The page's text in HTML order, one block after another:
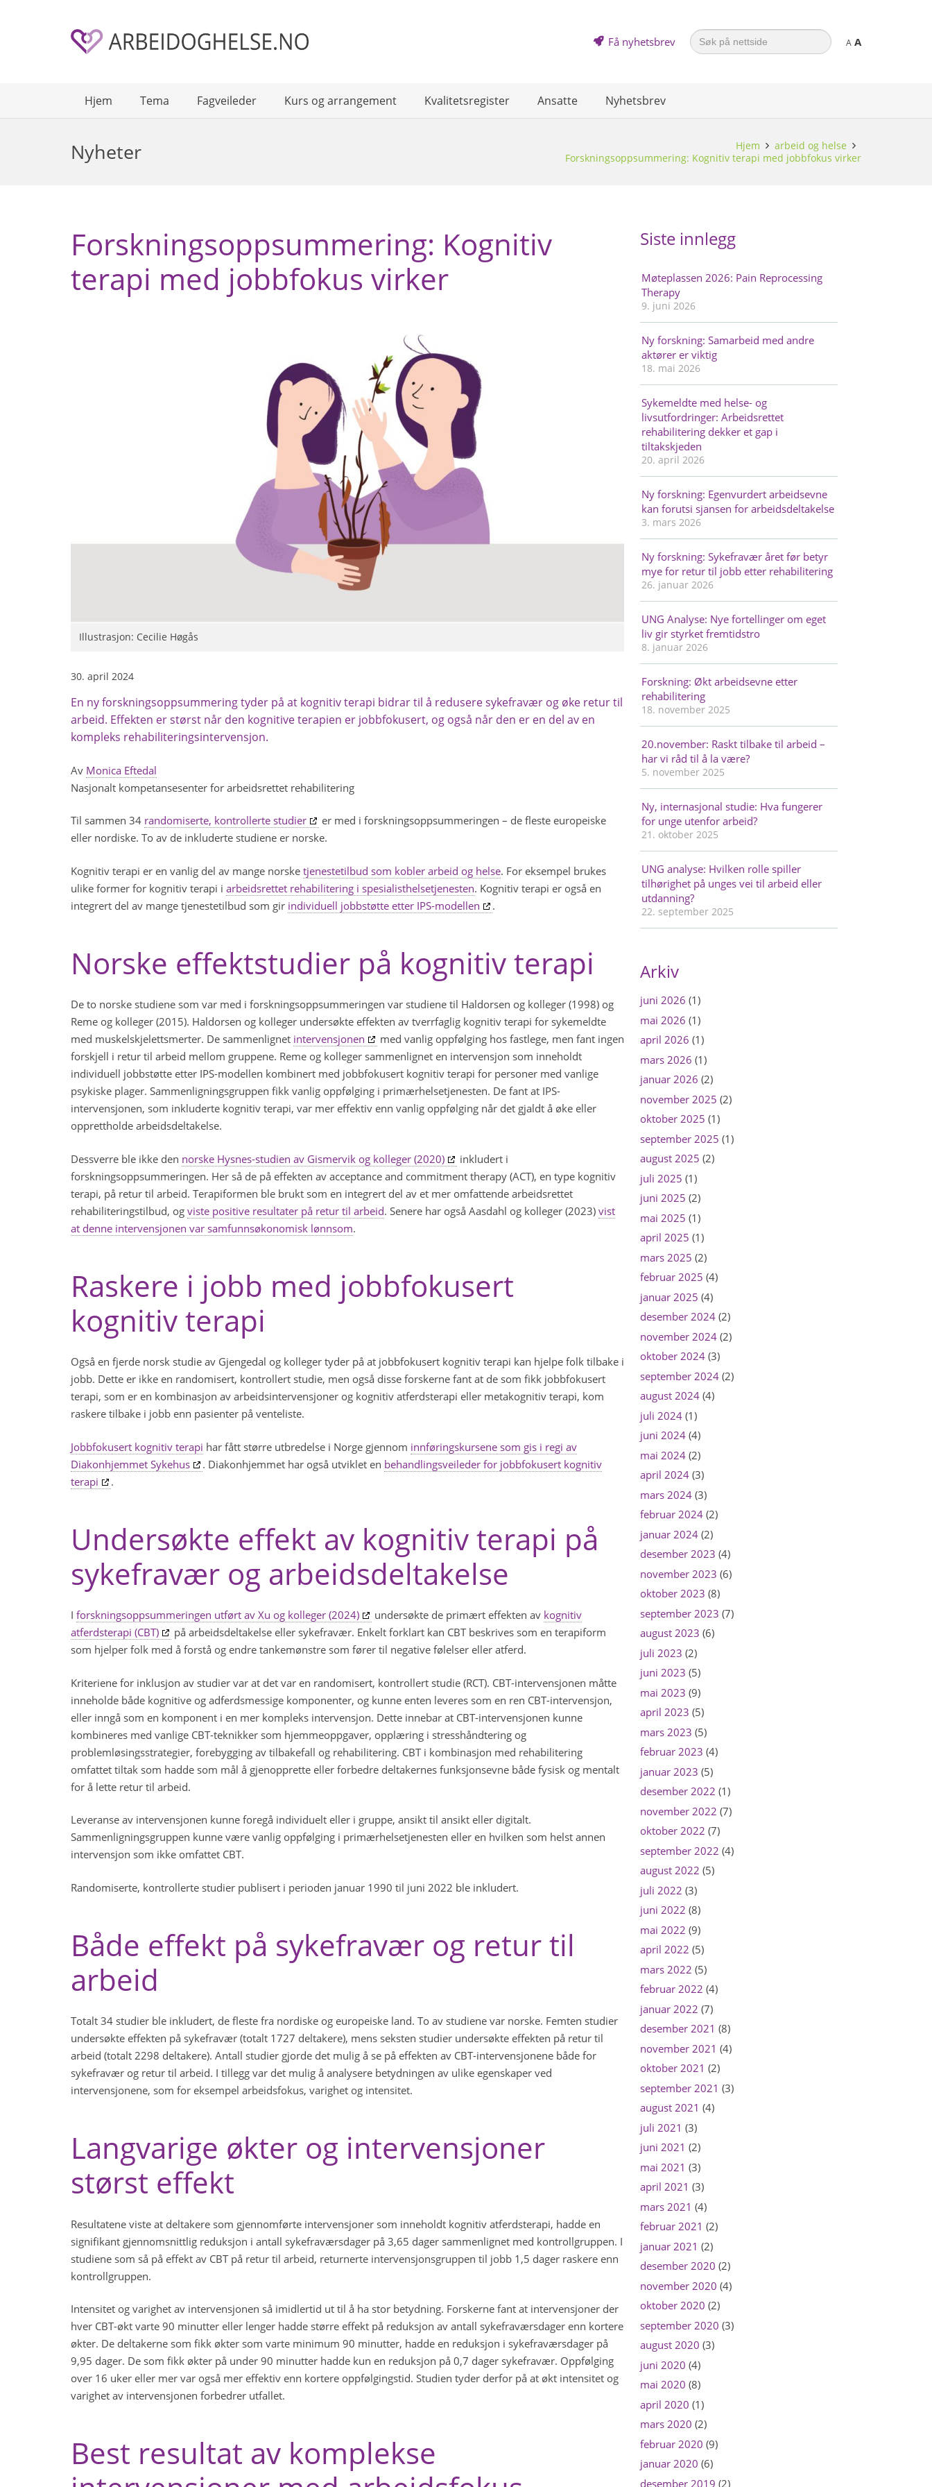
Få nyhetsbrev
Search
for: A A
Hjem Tema Fagveileder Kurs og arrangement Kvalitetsregister Ansatte Nyhetsbrev
Nyheter Hjem
arbeid og helse
Forskningsoppsummering: Kognitiv terapi med jobbfokus virker
Forskningsoppsummering: Kognitiv
terapi med jobbfokus virker
Illustrasjon: Cecilie Høgås
30. april 2024
En ny forskningsoppsummering tyder på at kognitiv terapi bidrar til å redusere sykefravær og øke retur til
arbeid. Effekten er størst når den kognitive terapien er jobbfokusert, og også når den er en del av en
kompleks rehabiliteringsintervensjon.
Av Monica Eftedal
Nasjonalt kompetansesenter for arbeidsrettet rehabilitering
Til sammen 34 randomiserte, kontrollerte studier
er med i forskningsoppsummeringen – de fleste europeiske
eller nordiske. To av de inkluderte studiene er norske.
Kognitiv terapi er en vanlig del av mange norske tjenestetilbud som kobler arbeid og helse. For eksempel brukes
ulike former for kognitiv terapi i arbeidsrettet rehabilitering i spesialisthelsetjenesten. Kognitiv terapi er også en
integrert del av mange tjenestetilbud som gir individuell jobbstøtte etter IPS-modellen .
Norske effektstudier på kognitiv terapi
De to norske studiene som var med i forskningsoppsummeringen var studiene til Haldorsen og kolleger (1998) og
Reme og kolleger (2015). Haldorsen og kolleger undersøkte effekten av tverrfaglig kognitiv terapi for sykemeldte
med muskelskjelettsmerter. De sammenlignet intervensjonen
med vanlig oppfølging hos fastlege, men fant ingen
forskjell i retur til arbeid mellom gruppene. Reme og kolleger sammenlignet en intervensjon som inneholdt
individuell jobbstøtte etter IPS-modellen kombinert med jobbfokusert kognitiv terapi for personer med vanlige
psykiske plager. Sammenligningsgruppen fikk vanlig oppfølging i primærhelsetjenesten. De fant at IPS-
intervensjonen, som inkluderte kognitiv terapi, var mer effektiv enn vanlig oppfølging når det gjaldt å øke eller
opprettholde arbeidsdeltakelse.
Dessverre ble ikke den norske Hysnes-studien av Gismervik og kolleger (2020)
inkludert i
forskningsoppsummeringen. Her så de på effekten av acceptance and commitment therapy (ACT), en type kognitiv
terapi, på retur til arbeid. Terapiformen ble brukt som en integrert del av et mer omfattende arbeidsrettet
rehabiliteringstilbud, og viste positive resultater på retur til arbeid. Senere har også Aasdahl og kolleger (2023) vist
at denne intervensjonen var samfunnsøkonomisk lønnsom.
Raskere i jobb med jobbfokusert
kognitiv terapi
Også en fjerde norsk studie av Gjengedal og kolleger tyder på at jobbfokusert kognitiv terapi kan hjelpe folk tilbake i
jobb. Dette er ikke en randomisert, kontrollert studie, men også disse forskerne fant at de som fikk jobbfokusert
terapi, som er en kombinasjon av arbeidsintervensjoner og kognitiv atferdsterapi eller metakognitiv terapi, kom
raskere tilbake i jobb enn pasienter på venteliste.
Jobbfokusert kognitiv terapi har fått større utbredelse i Norge gjennom innføringskursene som gis i regi av
Diakonhjemmet Sykehus
. Diakonhjemmet har også utviklet en behandlingsveileder for jobbfokusert kognitiv
terapi
.
Undersøkte effekt av kognitiv terapi på
sykefravær og arbeidsdeltakelse
I forskningsoppsummeringen utført av Xu og kolleger (2024) undersøkte de primært effekten av kognitiv
atferdsterapi (CBT)
på arbeidsdeltakelse eller sykefravær. Enkelt forklart kan CBT beskrives som en terapiform
som hjelper folk med å forstå og endre tankemønstre som fører til negative følelser eller atferd.
Kriteriene for inklusjon av studier var at det var en randomisert, kontrollert studie (RCT). CBT-intervensjonen måtte
inneholde både kognitive og adferdsmessige komponenter, og kunne enten leveres som en ren CBT-intervensjon,
eller inngå som en komponent i en mer kompleks intervensjon. Dette innebar at CBT-intervensjonen kunne
kombineres med vanlige CBT-teknikker som hjemmeoppgaver, opplæring i stresshåndtering og
problemløsingsstrategier, forebygging av tilbakefall og rehabilitering. CBT i kombinasjon med rehabilitering
omfattet tiltak som hadde som mål å gjenopprette eller forbedre deltakernes funksjonsevne både fysisk og mentalt
for å lette retur til arbeid.
Leveranse av intervensjonen kunne foregå individuelt eller i gruppe, ansikt til ansikt eller digitalt.
Sammenligningsgruppen kunne være vanlig oppfølging i primærhelsetjenesten eller en hvilken som helst annen
intervensjon som ikke omfattet CBT.
Randomiserte, kontrollerte studier publisert i perioden januar 1990 til juni 2022 ble inkludert.
Både effekt på sykefravær og retur til
arbeid
Totalt 34 studier ble inkludert, de fleste fra nordiske og europeiske land. To av studiene var norske. Femten studier
undersøkte effekten på sykefravær (totalt 1727 deltakere), mens seksten studier undersøkte effekten på retur til
arbeid (totalt 2298 deltakere). Antall studier gjorde det mulig å se på effekten av CBT-intervensjonene både for
sykefravær og retur til arbeid. I tillegg var det mulig å analysere betydningen av ulike egenskaper ved
intervensjonene, som for eksempel arbeidsfokus, varighet og intensitet.
Langvarige økter og intervensjoner
størst effekt
Resultatene viste at deltakere som gjennomførte intervensjoner som inneholdt kognitiv atferdsterapi, hadde en
signifikant gjennomsnittlig reduksjon i antall sykefraværsdager på 3,65 dager sammenlignet med kontrollgruppen. I
studiene som så på effekt av CBT på retur til arbeid, returnerte intervensjonsgruppen til jobb 1,5 dager raskere enn
kontrollgruppen.
Intensitet og varighet av intervensjonen så imidlertid ut til å ha stor betydning. Forskerne fant at intervensjoner der
hver CBT-økt varte 90 minutter eller lenger hadde større effekt på reduksjon av antall sykefraværsdager enn kortere
økter. De deltakerne som fikk økter som varte minimum 90 minutter, hadde en reduksjon i sykefraværsdager på
9,95 dager. De som fikk økter på under 90 minutter hadde kun en reduksjon på 0,7 dager sykefravær. Oppfølging
over 16 uker eller mer var også mer effektiv enn kortere oppfølgingstid. Studien tyder derfor på at økt intensitet og
varighet av intervensjonen forbedrer utfallet.
Best resultat av komplekse
Siste innlegg
Møteplassen 2026: Pain Reprocessing
Therapy
9. juni 2026
Ny forskning: Samarbeid med andre
aktører er viktig
18. mai 2026
Sykemeldte med helse- og
livsutfordringer: Arbeidsrettet
rehabilitering dekker et gap i
tiltakskjeden
20. april 2026
Ny forskning: Egenvurdert arbeidsevne
kan forutsi sjansen for arbeidsdeltakelse
3. mars 2026
Ny forskning: Sykefravær året før betyr
mye for retur til jobb etter rehabilitering
26. januar 2026
UNG Analyse: Nye fortellinger om eget
liv gir styrket fremtidstro
8. januar 2026
Forskning: Økt arbeidsevne etter
rehabilitering
18. november 2025
20.november: Raskt tilbake til arbeid –
har vi råd til å la være?
5. november 2025
Ny, internasjonal studie: Hva fungerer
for unge utenfor arbeid?
21. oktober 2025
UNG analyse: Hvilken rolle spiller
tilhørighet på unges vei til arbeid eller
utdanning?
22. september 2025
Arkiv
juni 2026 (1)
mai 2026 (1)
april 2026 (1)
mars 2026 (1)
januar 2026 (2)
november 2025 (2)
oktober 2025 (1)
september 2025 (1)
august 2025 (2)
juli 2025 (1)
juni 2025 (2)
mai 2025 (1)
april 2025 (1)
mars 2025 (2)
februar 2025 (4)
januar 2025 (4)
desember 2024(2)
november 2024(2)
oktober 2024(3)
september 2024(2)
august 2024(4)
juli 2024(1)
juni 2024(4)
mai 2024(2)
april 2024(3)
mars 2024(3)
februar 2024(2)
januar 2024(2)
desember 2023 (4)
november 2023 (6)
oktober 2023 (8)
september 2023 (7)
august 2023 (6)
juli 2023 (2)
juni 2023 (5)
mai 2023 (9)
april 2023 (5)
mars 2023 (5)
februar 2023 (4)
januar 2023 (5)
desember 2022 (1)
november 2022 (7)
oktober 2022 (7)
september 2022 (4)
august 2022 (5)
juli 2022 (3)
juni 2022 (8)
mai 2022 (9)
april 2022 (5)
mars 2022 (5)
februar 2022 (4)
januar 2022 (7)
desember 2021 (8)
november 2021 (4)
oktober 2021 (2)
september 2021 (3)
august 2021 (4)
juli 2021 (3)
juni 2021 (2)
mai 2021 (3)
april 2021 (3)
mars 2021 (4)
februar 2021 (2)
januar 2021 (2)
desember 2020 (2)
november 2020 (4)
oktober 2020 (2)
september 2020 (3)
august 2020 (3)
juni 2020 (4)
mai 2020 (8)
april 2020 (1)
mars 2020 (2)
februar 2020 (9)
januar 2020 (6)
desember 2019 (2)